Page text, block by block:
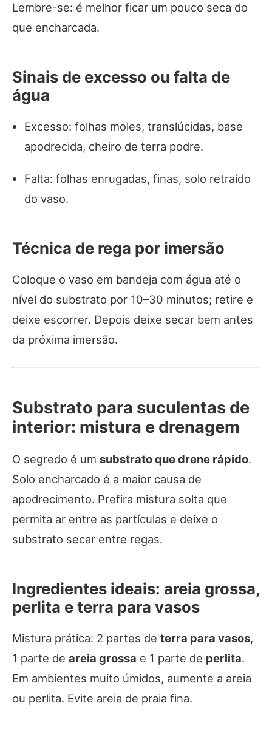
Lembre-se: é melhor ficar um pouco seca do
que encharcada.
Sinais de excesso ou falta de
água
Excesso: folhas moles, translúcidas, base
apodrecida, cheiro de terra podre.
Falta: folhas enrugadas, finas, solo retraído
do vaso.
Técnica de rega por imersão
Coloque o vaso em bandeja com água até o
nível do substrato por 10–30 minutos; retire e
deixe escorrer. Depois deixe secar bem antes
da próxima imersão.
Substrato para suculentas de
interior: mistura e drenagem
O segredo é um substrato que drene rápido.
Solo encharcado é a maior causa de
apodrecimento. Prefira mistura solta que
permita ar entre as partículas e deixe o
substrato secar entre regas.
Ingredientes ideais: areia grossa,
perlita e terra para vasos
Mistura prática: 2 partes de terra para vasos,
1 parte de areia grossa e 1 parte de perlita.
Em ambientes muito úmidos, aumente a areia
ou perlita. Evite areia de praia fina.